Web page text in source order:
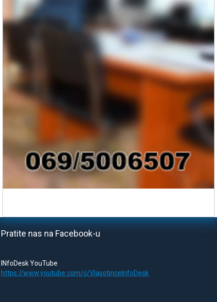
Pratite nas na Facebook-u
INfoDesk YouTube
https://www.youtube.com/c/VlasotinceInfoDesk